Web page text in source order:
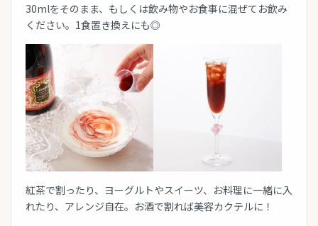
30mlをそのまま、もしくは飲み物やお食事に混ぜてお飲み
ください。1食置き換えにも◎
紅茶で割ったり、ヨーグルトやスイーツ、お料理に一緒に入
れたり、アレンジ自在。お酒で割れば美容カクテルに！